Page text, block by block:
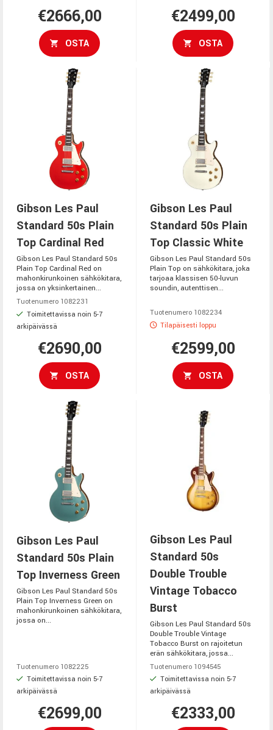
€2666,00
OSTA
€2499,00
OSTA
Gibson Les Paul
Standard 50s Plain
Top Cardinal Red
Gibson Les Paul Standard 50s
Plain Top Cardinal Red on
mahonkirunkoinen sähkökitara,
jossa on yksinkertainen...
Tuotenumero 1082231
Toimitettavissa noin 5-7
arkipäivässä
€2690,00
OSTA
Gibson Les Paul
Standard 50s Plain
Top Classic White
Gibson Les Paul Standard 50s
Plain Top on sähkökitara, joka
tarjoaa klassisen 50-luvun
soundin, autenttisen...
Tuotenumero 1082234
Tilapäisesti loppu
€2599,00
OSTA
Gibson Les Paul
Standard 50s Plain
Top Inverness Green
Gibson Les Paul Standard 50s
Plain Top Inverness Green on
mahonkirunkoinen sähkökitara,
jossa on...
Tuotenumero 1082225
Toimitettavissa noin 5-7
arkipäivässä
€2699,00
Gibson Les Paul
Standard 50s
Double Trouble
Vintage Tobacco
Burst
Gibson Les Paul Standard 50s
Double Trouble Vintage
Tobacco Burst on rajoitetun
erän sähkökitara, jossa...
Tuotenumero 1094545
Toimitettavissa noin 5-7
arkipäivässä
€2333,00